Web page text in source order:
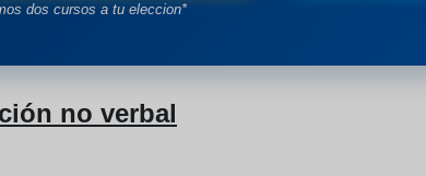
dos cursos a tu eleccion*
no verbal